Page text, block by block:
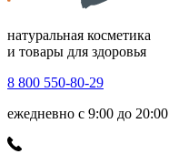
натуральная косметика
и товары для здоровья
8 800 550-80-29
ежедневно с 9:00 до 20:00